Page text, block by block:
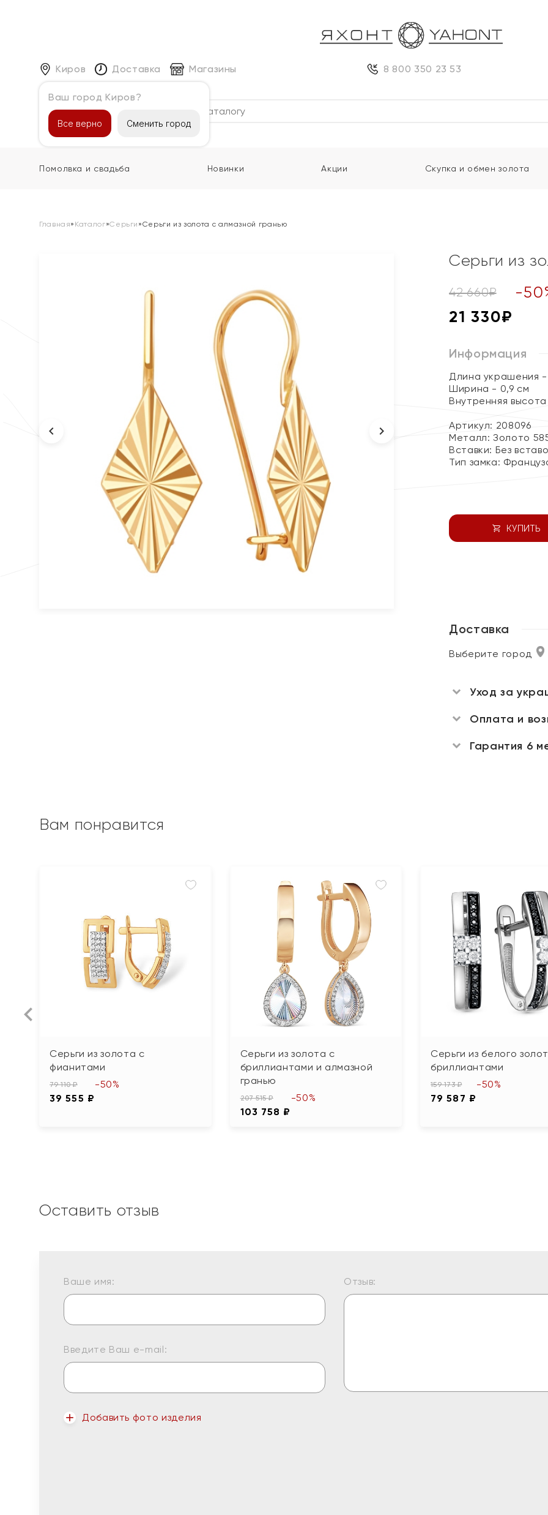
Киров
Ваш город Киров?
Все верно Сменить город
Доставка Магазины 8 800 350 23 53
Каталог
Помолвка и свадьба Новинки Акции Скупка и обмен золота
Главная» Каталог»Серьги »Серьги из золота с алмазной гранью
Серьги из
42 660₽ -50
21 330₽
Информация
Длина украшения -
Ширина - 0,9 см
Внутренняя высота
Артикул: 208096
Металл:Золото
Вставки: Без
Тип замка:
КУПИТЬ
Доставка
Выберите город
Уход за
Оплата и
Гарантия 6
Вам понравится
Серьги из золота с
фианитами
79 110 ₽
39 555 ₽
-50%
Серьги из золота с
бриллиантами и алмазной
гранью
207 515 ₽
103 758 ₽
-50%
Серьги из белого
бриллиантами
159 173 ₽
79 587 ₽
-50%
Оставить отзыв
Ваше имя:
Введите Ваш e-mail:
Добавить фото изделия
Отзыв: